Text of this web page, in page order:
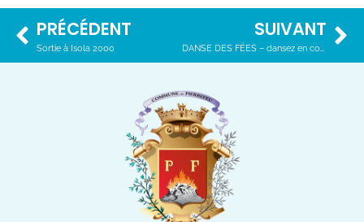
PRÉCÉDENT
Sortie à Isola 2000
SUIVANT
DANSE DES FÉES – dansez en corps